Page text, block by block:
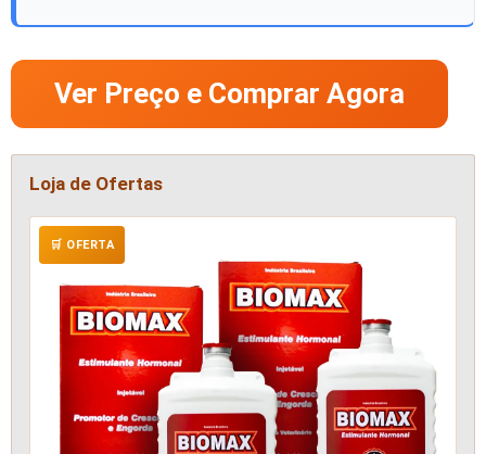
Ver Preço e Comprar Agora
Loja de Ofertas
🛒 OFERTA